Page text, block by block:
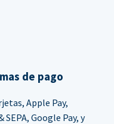
de pago
Apple Pay,
Google Pay, y